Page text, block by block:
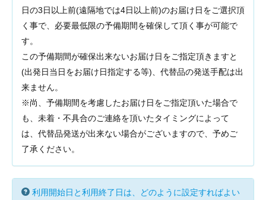
日の3日以上前(遠隔地では4日以上前)のお届け日をご選択頂
く事で、必要最低限の予備期間を確保して頂く事が可能で
す。
この予備期間が確保出来ないお届け日をご指定頂きますと
(出発日当日をお届け日指定する等)、代替品の発送手配は出
来ません。
※尚、予備期間を考慮したお届け日をご指定頂いた場合で
も、未着・不具合のご連絡を頂いたタイミングによって
は、代替品発送が出来ない場合がございますので、予めご
了承ください。
利用開始日と利用終了日は、どのように設定すればよい